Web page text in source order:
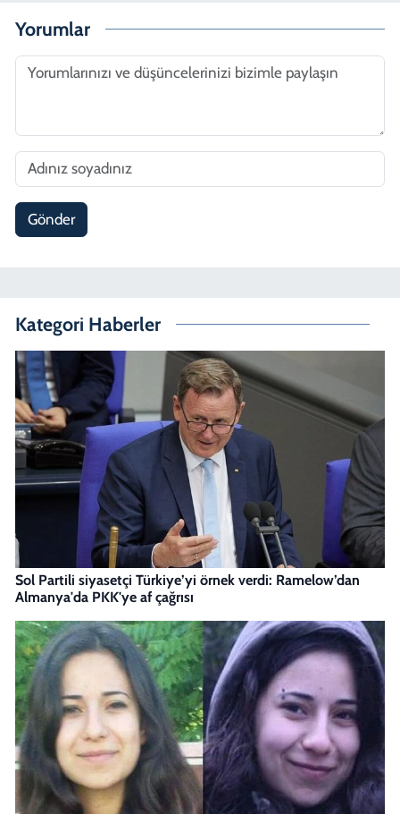
Yorumlar
Gönder
Kategori Haberler
Sol Partili siyasetçi Türkiye’yi örnek verdi: Ramelow’dan
Almanya'da PKK'ye af çağrısı